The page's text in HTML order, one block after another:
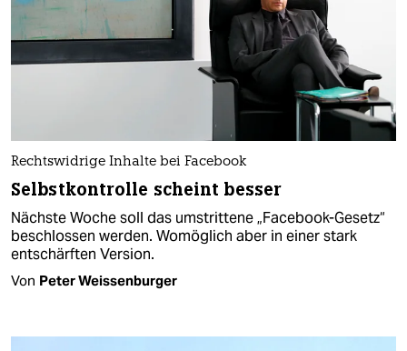
Rechtswidrige Inhalte bei Facebook
Selbstkontrolle scheint besser
Nächste Woche soll das umstrittene „Facebook-Gesetz“
beschlossen werden. Womöglich aber in einer stark
entschärften Version.
Von Peter Weissenburger